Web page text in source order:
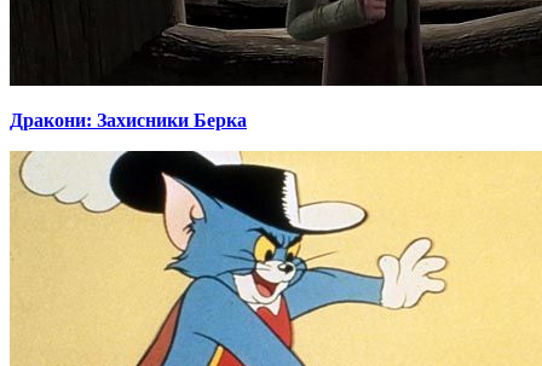
Дракони: Захисники Берка